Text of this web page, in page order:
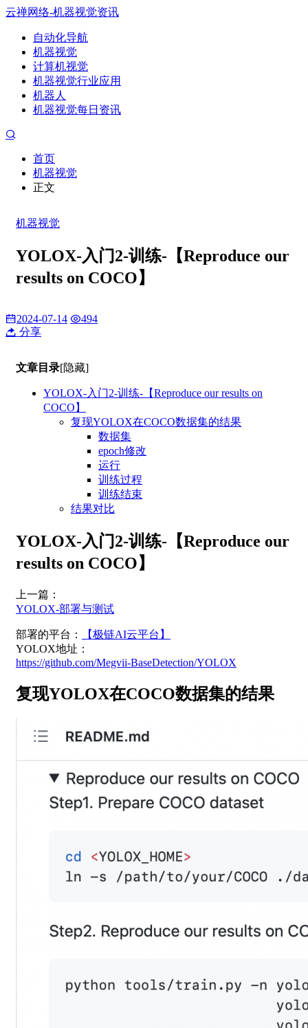
云禅网络-机器视觉资讯
自动化导航
机器视觉
计算机视觉
机器视觉行业应用
机器人
机器视觉每日资讯
首页
机器视觉
正文
机器视觉
YOLOX-入门2-训练-【Reproduce our
results on COCO】
2024-07-14
494
分享
文章目录[隐藏]
YOLOX-入门2-训练-【Reproduce our results on
COCO】
复现YOLOX在COCO数据集的结果
数据集
epoch修改
运行
训练过程
训练结束
结果对比
YOLOX-入门2-训练-【Reproduce our
results on COCO】
上一篇：
YOLOX-部署与测试
部署的平台：
【极链AI云平台】
YOLOX地址：
https://github.com/Megvii-BaseDetection/YOLOX
复现YOLOX在COCO数据集的结果